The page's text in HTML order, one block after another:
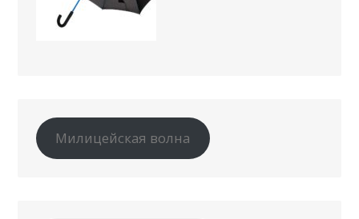
Милицейская волна